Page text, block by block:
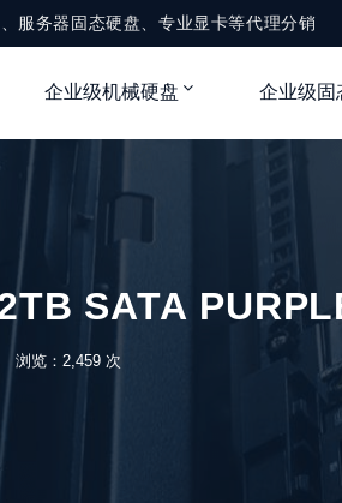
服务器固态硬盘、专业显卡等代理分销
企业级机械硬盘 企业级固
SATA
浏览：2,459 次